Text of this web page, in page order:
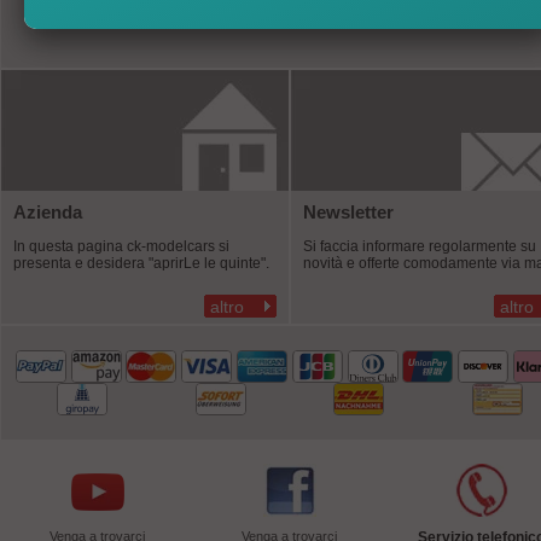
Azienda
In questa pagina ck-modelcars si
presenta e desidera "aprirLe le quinte".
altro
Newsletter
Si faccia informare regolarmente su
novità e offerte comodamente via
altro
Venga a trovarci
Venga a trovarci
Servizio